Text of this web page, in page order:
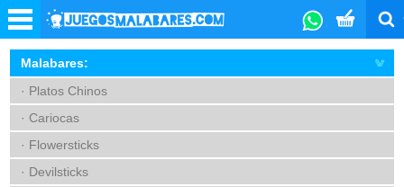
Malabares:
· Platos Chinos
· Cariocas
· Flowersticks
· Devilsticks